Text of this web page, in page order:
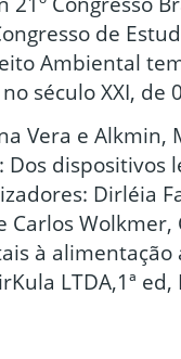
de
Ambiental
século XXI, de
Vera e
dispositivos
Dirléia
Carlos Wolkmer,
à alimentação
LTDA,1ª